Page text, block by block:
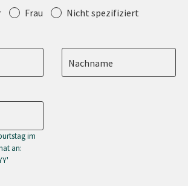
Frau Nicht spezifiziert
Nachname
im
an: